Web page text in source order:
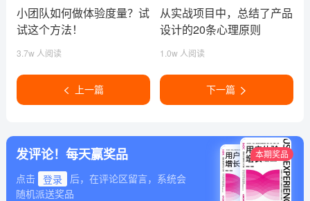
小团队如何做体验度量？试
试这个方法！
3.7w 人阅读
上一篇
从实战项目中，总结了产品
设计的20条心理原则
（下）
1.0w 人阅读
下一篇
发评论！每天赢奖品
点击 登录
后，在评论区留言，系统会
随机派送奖品
本期奖品